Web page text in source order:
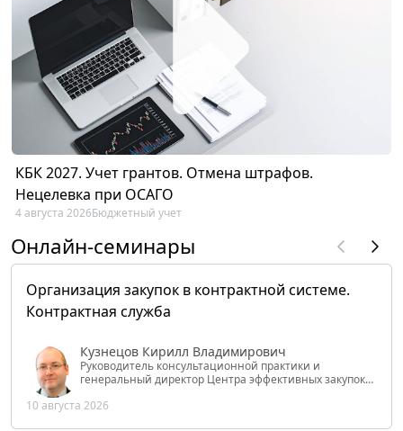
КБК 2027. Учет грантов. Отмена штрафов.
Нецелевка при ОСАГО
4 августа 2026Бюджетный учет
Онлайн-семинары
Организация закупок в контрактной системе.
Контрактная служба
Кузнецов Кирилл Владимирович
Руководитель консультационной практики и
генеральный директор Центра эффективных закупок
РФ
10 августа 2026